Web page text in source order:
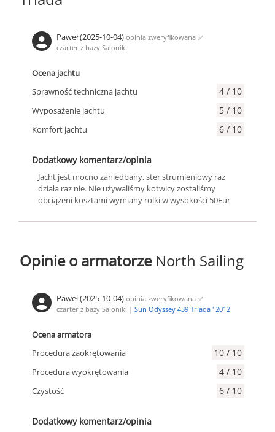
Paweł (2025-10-04) opinia zweryfikowana ✅
czarter z bazy Saloniki
Ocena jachtu
Sprawność techniczna jachtu
4 / 10
Wyposażenie jachtu 5 / 10
Komfort jachtu 6 / 10
Dodatkowy komentarz/opinia
Jacht jest mocno zaniedbany, ster strumieniowy raz
działa raz nie. Nie używaliśmy kotwicy zostaliśmy
obciążeni kosztami wymiany rolki w wysokości 50Eur
Opinie o armatorze North Sailing
Paweł (2025-10-04) opinia zweryfikowana ✅
czarter z bazy Saloniki | Sun Odyssey 439 Triada ' 2012
Ocena armatora
Procedura zaokrętowania
10 / 10
Procedura wyokrętowania 4 / 10
Czystość 6 / 10
Dodatkowy komentarz/opinia